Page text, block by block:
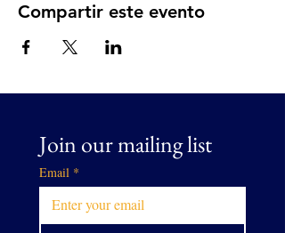
Compartir este evento
Join our mailing list
Email *